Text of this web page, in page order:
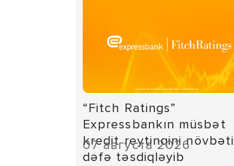
“Fitch Ratings”
Expressbankın müsbət
kredit reytinqini növbəti
dəfə təsdiqləyib
07 августа 2026